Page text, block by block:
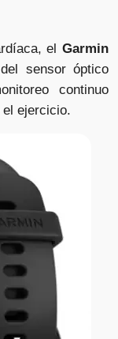
el Garmin
sensor óptico
continuo
ejercicio.